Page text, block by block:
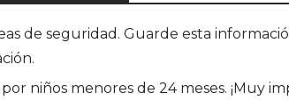
de seguridad. Guarde esta
niños menores de 24 meses. ¡Muy